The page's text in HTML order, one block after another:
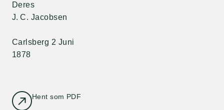
Hent som PDF
Deres
J. C. Jacobsen
Carlsberg 2 Juni
1878